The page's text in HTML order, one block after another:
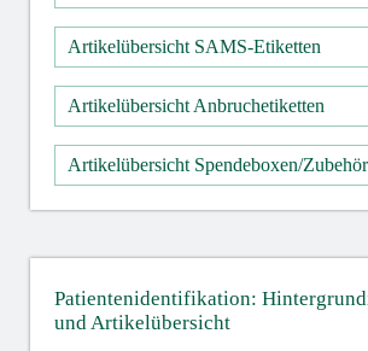
Artikelübersicht SAMS-Etiketten
Artikelübersicht Anbruchetiketten
Artikelübersicht Spendeboxen/Zubehör
Patientenidentifikation:
und Artikelübersicht